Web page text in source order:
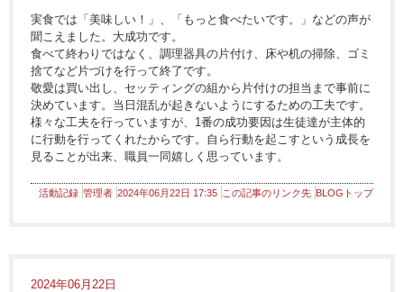
実食では「美味しい！」、「もっと食べたいです。」などの声が
聞こえました。大成功です。
食べて終わりではなく、調理器具の片付け、床や机の掃除、ゴミ
捨てなど片づけを行って終了です。
敬愛は買い出し、セッティングの組から片付けの担当まで事前に
決めています。当日混乱が起きないようにするための工夫です。
様々な工夫を行っていますが、1番の成功要因は生徒達が主体的
に行動を行ってくれたからです。自ら行動を起こすという成長を
見ることが出来、職員一同嬉しく思っています。
活動記録 管理者 2024年06月22日 17:35 この記事のリンク先 BLOGトップ
2024年06月22日